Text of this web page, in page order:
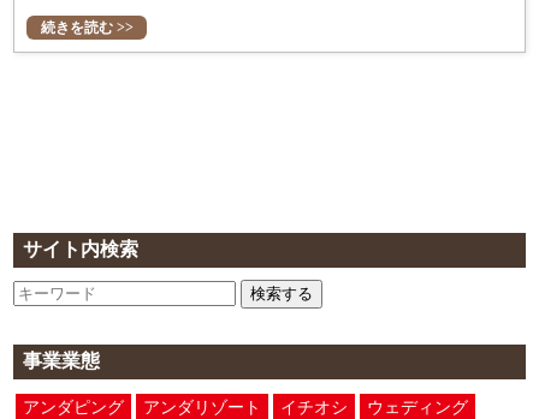
サイト内検索
検索する
事業業態
アンダピング アンダリゾート イチオシ
ウェディング
続きを読む >>